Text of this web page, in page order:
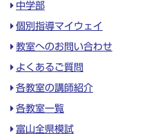
中学部
個別指導マイウェイ
教室へのお問い合わせ
よくあるご質問
各教室の講師紹介
各教室一覧
富山全県模試